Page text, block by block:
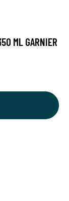
ML GARNIER